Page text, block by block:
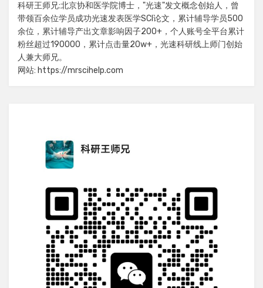
科研王师兄:北京协和医学院博士，"光速"发文概念创始人，曾
带领百余位学员成功光速发表医学SCI论文，累计辅导学员500
余位，累计辅导产出文章影响因子200+，个人账号全平台累计
粉丝超过190000，累计点击量20w+，光速科研线上师门创始
人兼大师兄。
网站: https://mrscihelp.com